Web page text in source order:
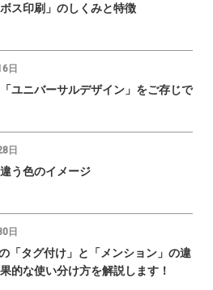
ボス印刷」のしくみと特徴
日
「ユニバーサルデザイン」をご存じで
日
う色のイメージ
日
「タグ付け」と「メンション」の違
的な使い分け方を解説します！